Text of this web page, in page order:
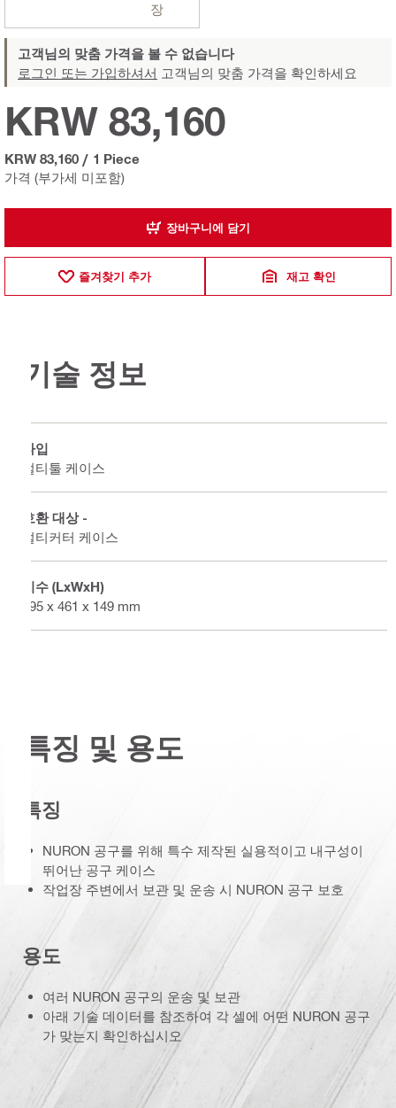
장
고객님의 맞춤 가격을 볼 수 없습니다
로그인 또는 가입하셔서 고객님의 맞춤 가격을 확인하세요
가격 (부가세 미포함)
KRW 83,160
KRW 83,160 / 1 Piece
장바구니에 담기
즐겨찾기 추가 재고 확인
기술 정보
타입
멀티툴 케이스
호환 대상 -
멀티커터 케이스
치수 (LxWxH)
595 x 461 x 149 mm
특징 및 용도
특징
NURON 공구를 위해 특수 제작된 실용적이고 내구성이
뛰어난 공구 케이스
작업장 주변에서 보관 및 운송 시 NURON 공구 보호
용도
여러 NURON 공구의 운송 및 보관
아래 기술 데이터를 참조하여 각 셀에 어떤 NURON 공구
가 맞는지 확인하십시오